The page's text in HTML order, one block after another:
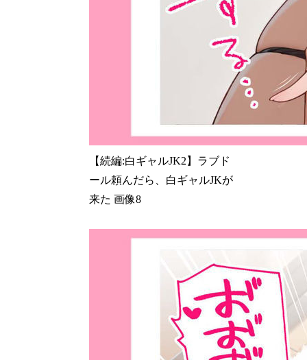
【続編:白ギャルJK2】ラブド
ール頼んだら、白ギャルJKが
来た 画像8